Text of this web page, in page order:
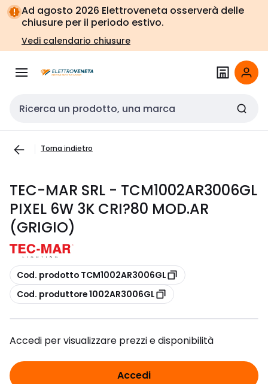
Vai alla
navigazione
Vai
alla
pagina
Ad agosto 2026 Elettroveneta osserverà delle
chiusure per il periodo estivo.
Vedi calendario chiusure
Cerca input
Torna indietro
TEC-MAR SRL - TCM1002AR3006GL
PIXEL 6W 3K CRI?80 MOD.AR
(GRIGIO)
copia
Cod. prodotto TCM1002AR3006GL
copia
Cod. produttore 1002AR3006GL
Accedi per visualizzare prezzi e disponibilità
Accedi